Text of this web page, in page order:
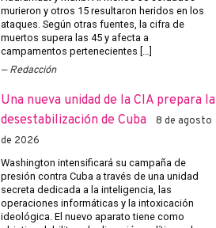
murieron y otros 15 resultaron heridos en los
ataques. Según otras fuentes, la cifra de
muertos supera las 45 y afecta a
campamentos pertenecientes […]
Redacción
Una nueva unidad de la CIA prepara la
desestabilización de Cuba
8 de agosto
de 2026
Washington intensificará su campaña de
presión contra Cuba a través de una unidad
secreta dedicada a la inteligencia, las
operaciones informáticas y la intoxicación
ideológica. El nuevo aparato tiene como